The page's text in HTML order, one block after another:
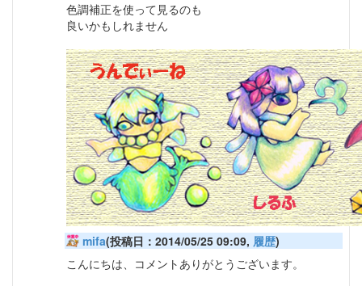
色調補正を使って見るのも
良いかもしれません
mifa(投稿日：2014/05/25 09:09, 履歴)
こんにちは、コメントありがとうございます。